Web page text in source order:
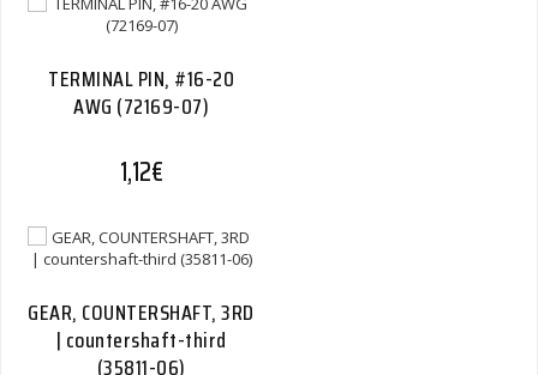
TERMINAL PIN, #16-20
AWG (72169-07)
1,12€
GEAR, COUNTERSHAFT, 3RD
| countershaft-third
(35811-06)